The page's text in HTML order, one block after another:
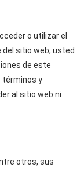
o utilizar el
sitio web, usted
de este
términos y
al sitio web ni
otros, sus